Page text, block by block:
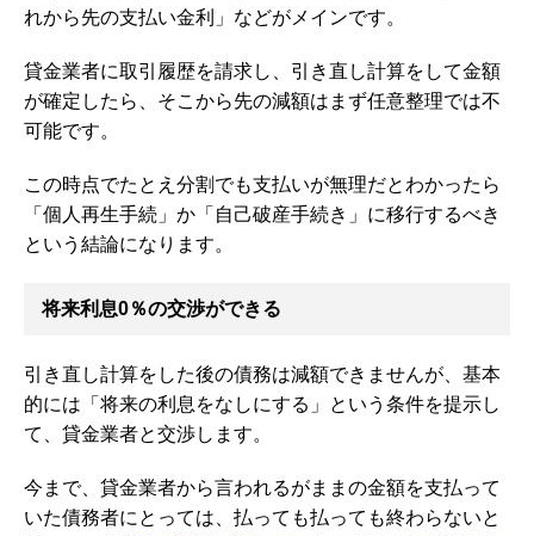
れから先の支払い金利」などがメインです。
貸金業者に取引履歴を請求し、引き直し計算をして金額
が確定したら、そこから先の減額はまず任意整理では不
可能です。
この時点でたとえ分割でも支払いが無理だとわかったら
「個人再生手続」か「自己破産手続き」に移行するべき
という結論になります。
将来利息0％の交渉ができる
引き直し計算をした後の債務は減額できませんが、基本
的には「将来の利息をなしにする」という条件を提示し
て、貸金業者と交渉します。
今まで、貸金業者から言われるがままの金額を支払って
いた債務者にとっては、払っても払っても終わらないと